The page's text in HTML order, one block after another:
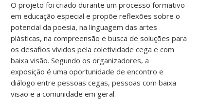
O projeto foi criado durante um processo formativo
em educação especial e propõe reflexões sobre o
potencial da poesia, na linguagem das artes
plásticas, na compreensão e busca de soluções para
os desafios vividos pela coletividade cega e com
baixa visão. Segundo os organizadores, a
exposição é uma oportunidade de encontro e
diálogo entre pessoas cegas, pessoas com baixa
visão e a comunidade em geral.